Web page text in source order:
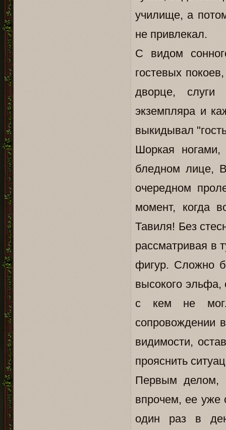
училище, а
не привлекал.
С видом
гостевых
дворце, слуги
экземпляра и
выкидывал
Шоркая ногами,
бледном лице,
очередном
момент, когда
Тавиля! Без
рассматривая в
фигур. Сложно
высокого эльфа,
с кем не
сопровождении
видимости,
прояснить
Первым делом,
впрочем, ее уже
один раз в